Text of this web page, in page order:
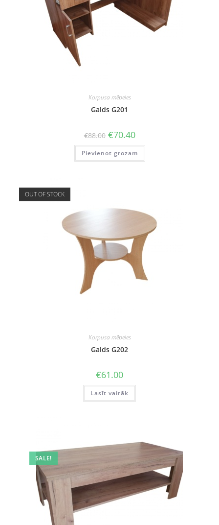
Korpusa mēbeles
Galds G201
€88.00 Original
price
was:
€88.00.
€70.40Current
price
is:
€70.40.
Pievienot grozam
OUT OF STOCK
Korpusa mēbeles
Galds G202
€61.00
Lasīt vairāk
SALE!